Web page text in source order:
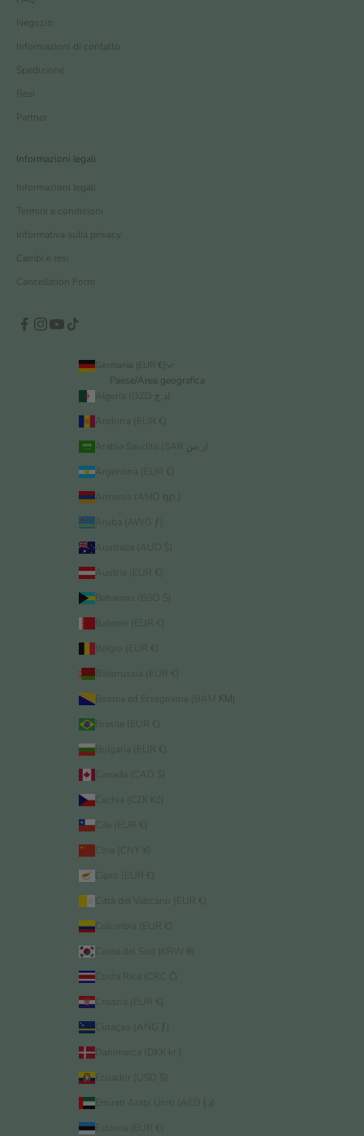
Negozio
Informazioni di contatto
Spedizione
Resi
Partner
Informazioni legali
Informazioni legali
Termini e condizioni
Informativa sulla privacy
Cambi e resi
Cancellation Form
Germania (EUR €)
Paese/Area geografica
Andorra (EUR €)
Argentina (EUR €)
Armenia (AMD դր.)
Aruba (AWG ƒ)
Australia (AUD $)
Austria (EUR €)
Bahamas (BSD $)
Bahrein (EUR €)
Belgio (EUR €)
Bielorussia (EUR €)
Bosnia ed Erzegovina (BAM КМ)
Brasile (EUR €)
Bulgaria (EUR €)
Canada (CAD $)
Cechia (CZK Kč)
Cina (CNY ¥)
Cipro (EUR €)
Città del Vaticano (EUR €)
Colombia (EUR €)
Corea del Sud (KRW ₩)
Costa Rica (CRC ₡)
Croazia (EUR €)
Curaçao (ANG ƒ)
Danimarca (DKK kr.)
Ecuador (USD $)
Estonia (EUR €)